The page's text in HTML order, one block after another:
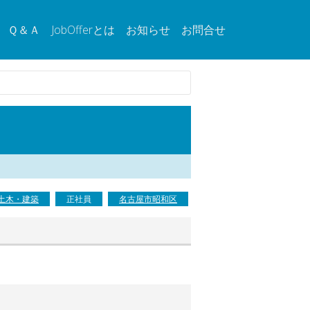
Ｑ＆Ａ JobOfferとは お知らせ お問合せ
木・建築 正社員 名古屋市昭和区